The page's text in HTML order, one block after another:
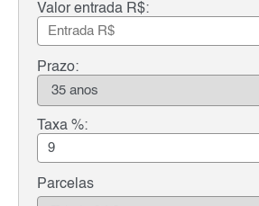
Valor entrada R$:
Prazo:
Taxa %:
Parcelas